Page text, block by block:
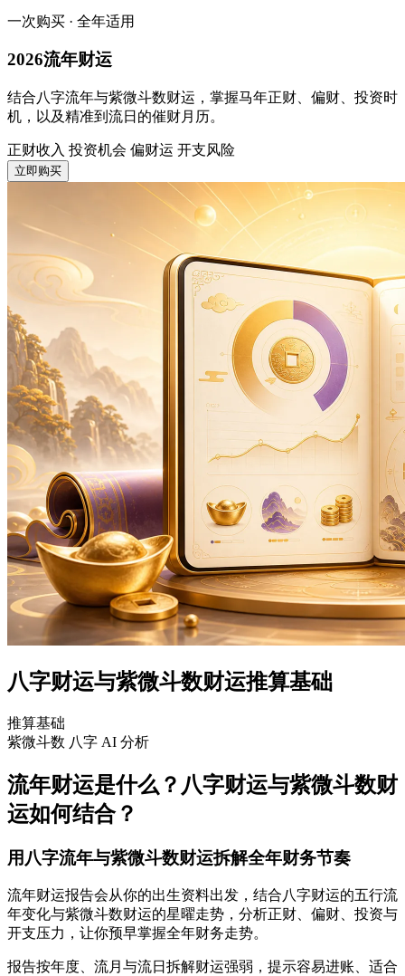
一次购买 · 全年适用
2026流年财运
结合八字流年与紫微斗数财运，掌握马年正财、偏财、投资时
机，以及精准到流日的催财月历。
正财收入 投资机会 偏财运 开支风险
立即购买
八字财运与紫微斗数财运推算基础
推算基础
紫微斗数 八字 AI 分析
流年财运是什么？八字财运与紫微斗数财
运如何结合？
用八字流年与紫微斗数财运拆解全年财务节奏
流年财运报告会从你的出生资料出发，结合八字财运的五行流
年变化与紫微斗数财运的星曜走势，分析正财、偏财、投资与
开支压力，让你预早掌握全年财务走势。
报告按年度、流月与流日拆解财运强弱，提示容易进账、适合